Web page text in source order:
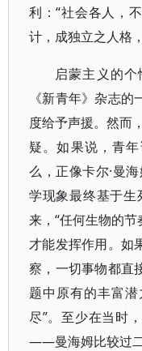
利：“社会各人，
计，成独立之人格
启蒙主义的
《新青年》杂志
度给予声援。然而
疑。如果说，青
么，正像卡尔·曼
学现象最终基于生
来，“任何生物的
才能发挥作用。如
察，一切事物都直
题中原有的丰富
尽”。至少在当时
——曼海姆比较过